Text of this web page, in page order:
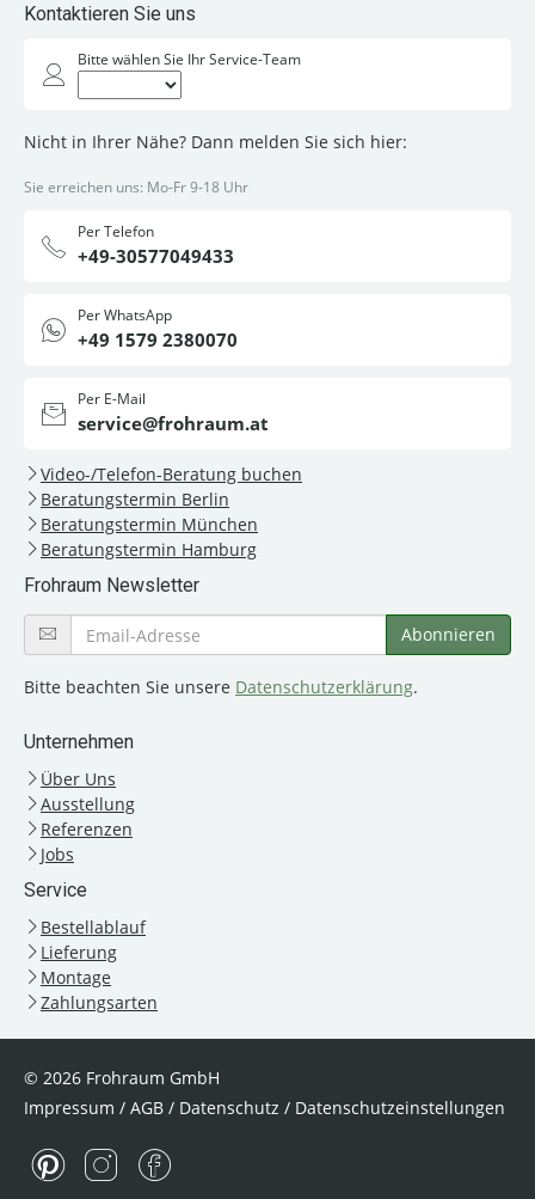
Kontaktieren Sie uns
Bitte wählen Sie Ihr Service-Team
Nicht in Ihrer Nähe? Dann melden Sie sich hier:
Sie erreichen uns: Mo-Fr 9-18 Uhr
Per Telefon
+49-30577049433
Per WhatsApp
+49 1579 2380070
Per E-Mail
service@frohraum.at
Video-/Telefon-Beratung buchen
Beratungstermin Berlin
Beratungstermin München
Beratungstermin Hamburg
Frohraum Newsletter
Bitte beachten Sie unsere Datenschutzerklärung.
Unternehmen
Über Uns
Ausstellung
Referenzen
Jobs
Service
Bestellablauf
Lieferung
Montage
Zahlungsarten
© 2026 Frohraum GmbH
Impressum / AGB / Datenschutz / Datenschutzeinstellungen